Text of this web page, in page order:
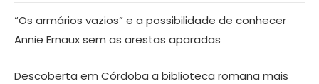
“Os armários vazios” e a possibilidade de conhecer
Annie Ernaux sem as arestas aparadas
Descoberta em Córdoba a biblioteca romana mais